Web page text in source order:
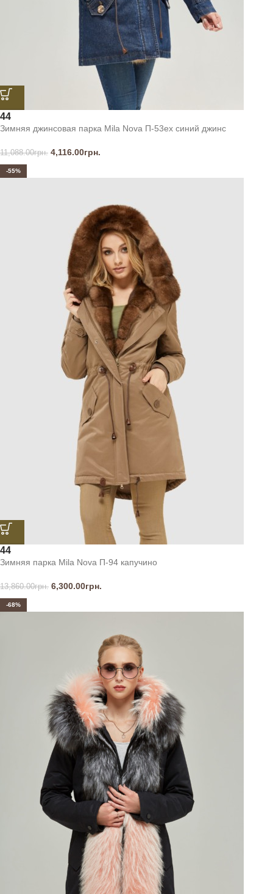
44
Зимняя джинсовая парка Mila Nova П-53ех синий джинс
11,088.00грн. 4,116.00грн.
-55%
44
Зимняя парка Mila Nova П-94 капучино
13,860.00грн. 6,300.00грн.
-68%